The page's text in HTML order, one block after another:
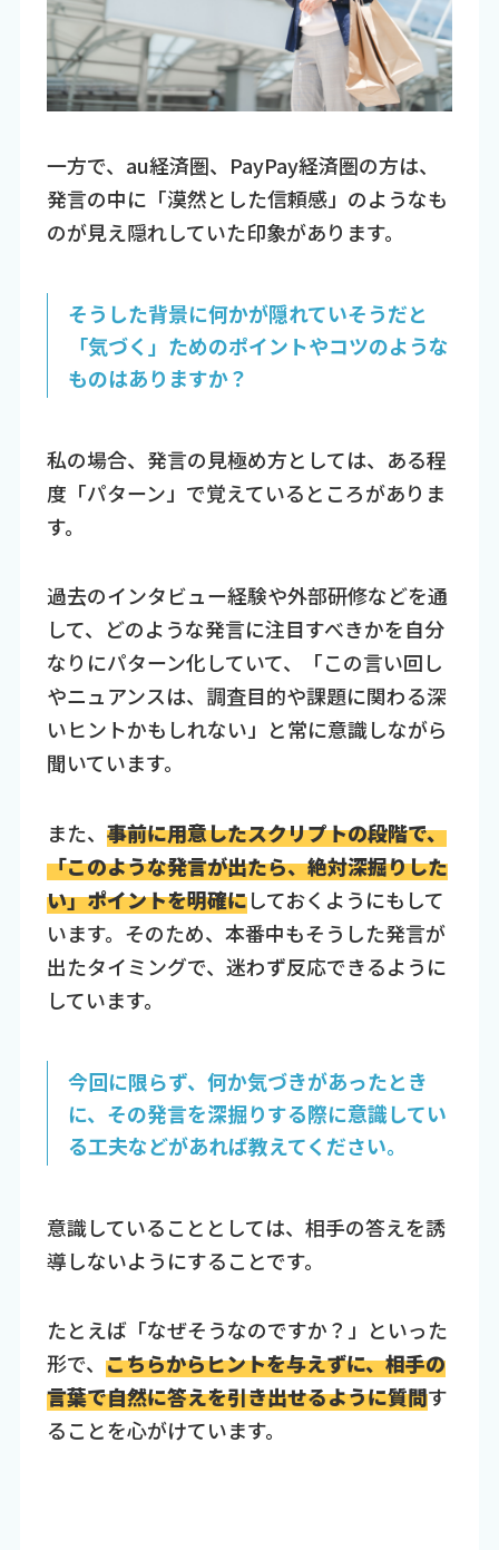
一方で、au経済圏、PayPay経済圏の方は、
発言の中に「漠然とした信頼感」のようなも
のが見え隠れしていた印象があります。
そうした背景に何かが隠れていそうだと
「気づく」ためのポイントやコツのような
ものはありますか？
私の場合、発言の見極め方としては、ある程
度「パターン」で覚えているところがありま
す。
過去のインタビュー経験や外部研修などを通
して、どのような発言に注目すべきかを自分
なりにパターン化していて、「この言い回し
やニュアンスは、調査目的や課題に関わる深
いヒントかもしれない」と常に意識しながら
聞いています。
また、 事前に用意したスクリプトの段階で、
「このような発言が出たら、絶対深掘りした
い」ポイントを明確にしておくようにもして
います。そのため、本番中もそうした発言が
出たタイミングで、迷わず反応できるように
しています。
今回に限らず、何か気づきがあったとき
に、その発言を深掘りする際に意識してい
る工夫などがあれば教えてください。
意識していることとしては、相手の答えを誘
導しないようにすることです。
たとえば「なぜそうなのですか？」といった
形で、 こちらからヒントを与えずに、相手の
言葉で自然に答えを引き出せるように質問す
ることを心がけています。